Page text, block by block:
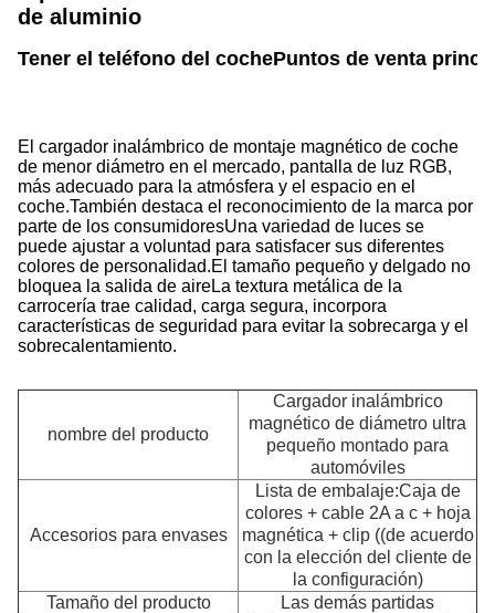
de aluminio
Tener el teléfono del cochePuntos de venta
El cargador inalámbrico de montaje magnético de coche
de menor diámetro en el mercado, pantalla de luz RGB,
más adecuado para la atmósfera y el espacio en el
coche.También destaca el reconocimiento de la marca por
parte de los consumidoresUna variedad de luces se
puede ajustar a voluntad para satisfacer sus diferentes
colores de personalidad.El tamaño pequeño y delgado no
bloquea la salida de aireLa textura metálica de la
carrocería trae calidad, carga segura, incorpora
características de seguridad para evitar la sobrecarga y el
sobrecalentamiento.
nombre del producto
Cargador inalámbrico
magnético de diámetro ultra
pequeño montado para
automóviles
Accesorios para envases
Lista de embalaje:Caja de
colores + cable 2A a c + hoja
magnética + clip ((de acuerdo
con la elección del cliente de
la configuración)
Tamaño del producto
Las demás partidas